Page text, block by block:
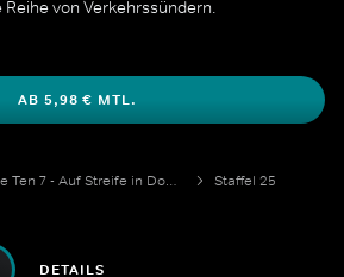
von Verkehrssündern.
AB 5,98 € MTL.
Police Ten 7 - Auf Streife in Down Under
Staffel 25
DETAILS